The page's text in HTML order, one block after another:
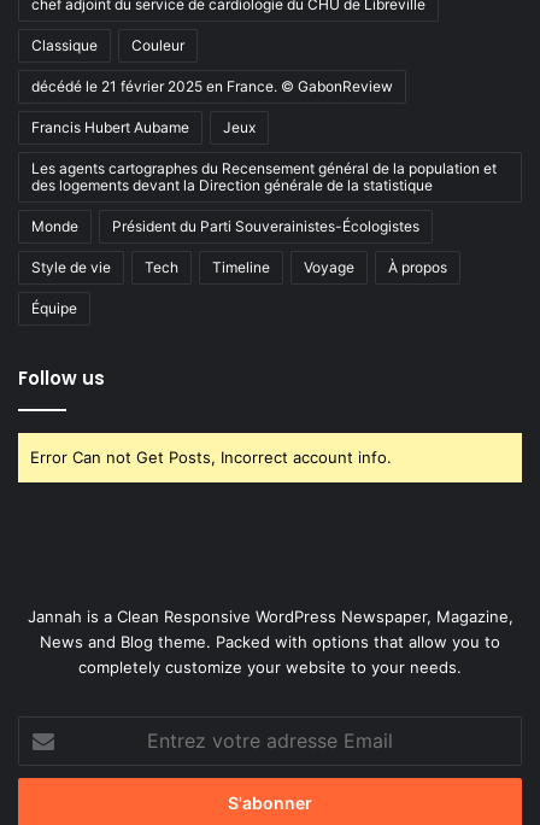
chef adjoint du service de cardiologie du CHU de Libreville
Classique Couleur
décédé le 21 février 2025 en France. © GabonReview
Francis Hubert Aubame Jeux
Les agents cartographes du Recensement général de la population et
des logements devant la Direction générale de la statistique
Monde Président du Parti Souverainistes-Écologistes
Style de vie Tech Timeline Voyage À propos
Équipe
Follow us
Error Can not Get Posts, Incorrect account info.
Jannah is a Clean Responsive WordPress Newspaper, Magazine,
News and Blog theme. Packed with options that allow you to
completely customize your website to your needs.
Entrez
votre
adresse